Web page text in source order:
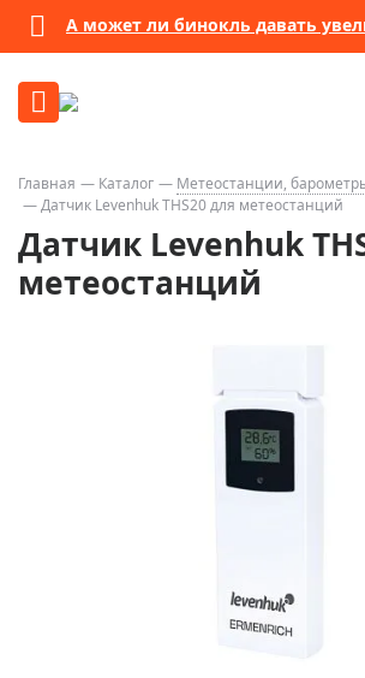
А может ли бинокль давать
Главная Каталог
Метеостанции,
Датчик Levenhuk THS20 для метеостанций
Датчик Levenhuk
метеостанций